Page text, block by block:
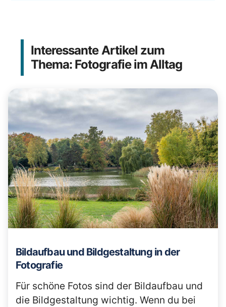
Interessante Artikel zum
Thema: Fotografie im Alltag
Bildaufbau und Bildgestaltung in der
Fotografie
Für schöne Fotos sind der Bildaufbau und
die Bildgestaltung wichtig. Wenn du bei